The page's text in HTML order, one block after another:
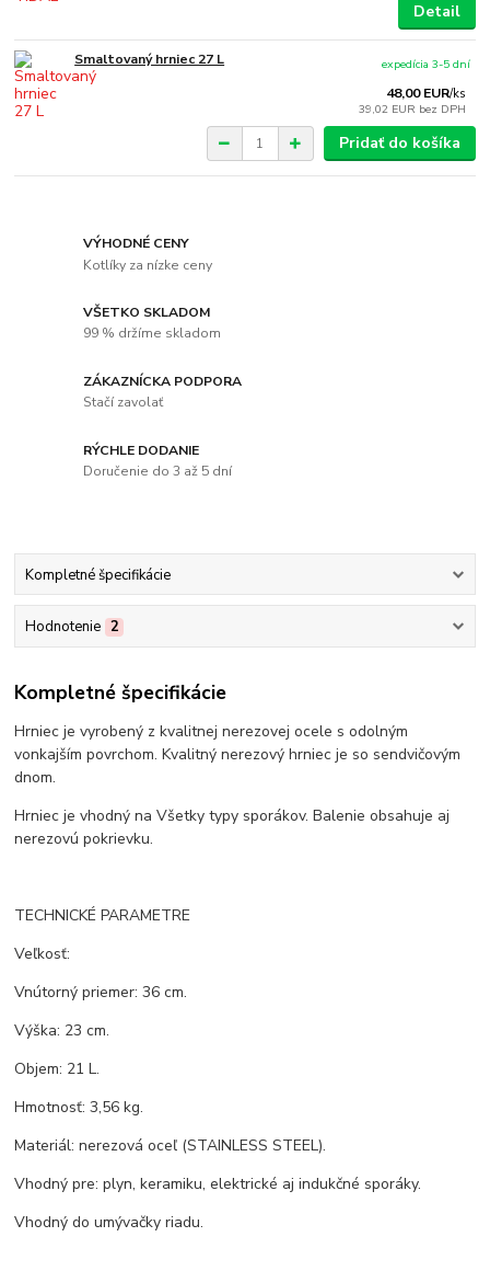
Detail
Smaltovaný hrniec 27 L
48,00 EUR/ks
39,02 EUR bez DPH
expedícia 3-5 dní
Pridať do košíka
VÝHODNÉ CENY
Kotlíky za nízke ceny
VŠETKO SKLADOM
99 % držíme skladom
ZÁKAZNÍCKA PODPORA
Stačí zavolať
RÝCHLE DODANIE
Doručenie do 3 až 5 dní
Kompletné špecifikácie
Hodnotenie 2
Kompletné špecifikácie
Hrniec je vyrobený z kvalitnej nerezovej ocele s odolným
vonkajším povrchom. Kvalitný nerezový hrniec je so sendvičovým
dnom.
Hrniec je vhodný na Všetky typy sporákov. Balenie obsahuje aj
nerezovú pokrievku.
TECHNICKÉ PARAMETRE
Veľkosť:
Vnútorný priemer: 36 cm.
Výška: 23 cm.
Objem: 21 L.
Hmotnosť: 3,56 kg.
Materiál: nerezová oceľ (STAINLESS STEEL).
Vhodný pre: plyn, keramiku, elektrické aj indukčné sporáky.
Vhodný do umývačky riadu.